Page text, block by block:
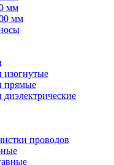
мм
мм
прямые
проводов